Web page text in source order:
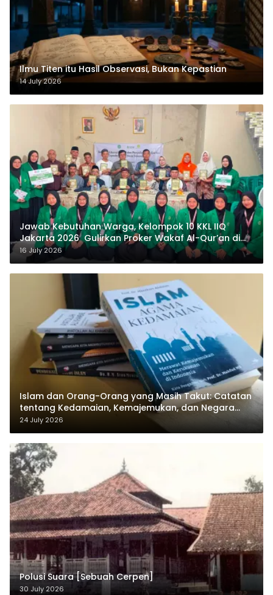
Ilmu Titen itu Hasil Observasi, Bukan Kepastian
14 July 2026
Jawab Kebutuhan Warga, Kelompok 10 KKL IIQ
Jakarta 2026 Gulirkan Proker Wakaf Al-Qur’an di
Sukamanah
16 July 2026
Islam dan Orang-Orang yang Masih Takut: Catatan
tentang Kedamaian, Kemajemukan, dan Negara
dalam Pemikiran Masykuri Abdillah
24 July 2026
Polusi Suara [Sebuah Cerpen]
30 July 2026